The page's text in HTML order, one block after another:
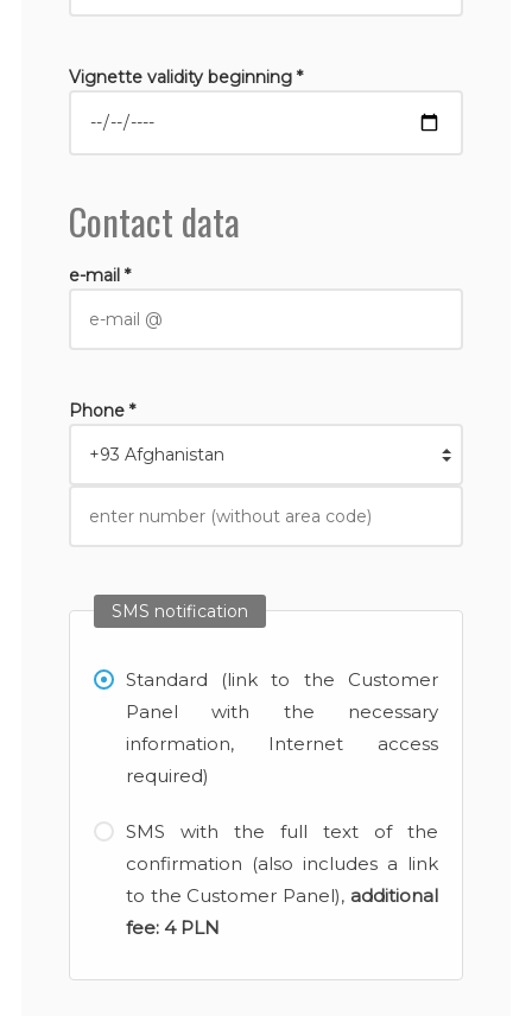
Vignette validity beginning *
Contact data
e-mail *
Phone *
SMS notification
Standard (link to the Customer
Panel with the necessary
information, Internet access
required)
SMS with the full text of the
confirmation (also includes a link
to the Customer Panel), additional
fee: 4 PLN